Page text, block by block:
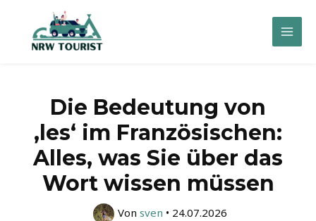
springen
Main
Die Bedeutung von
‚les‘ im Französischen:
Alles, was Sie über das
Wort wissen müssen
Von sven • 24.07.2026